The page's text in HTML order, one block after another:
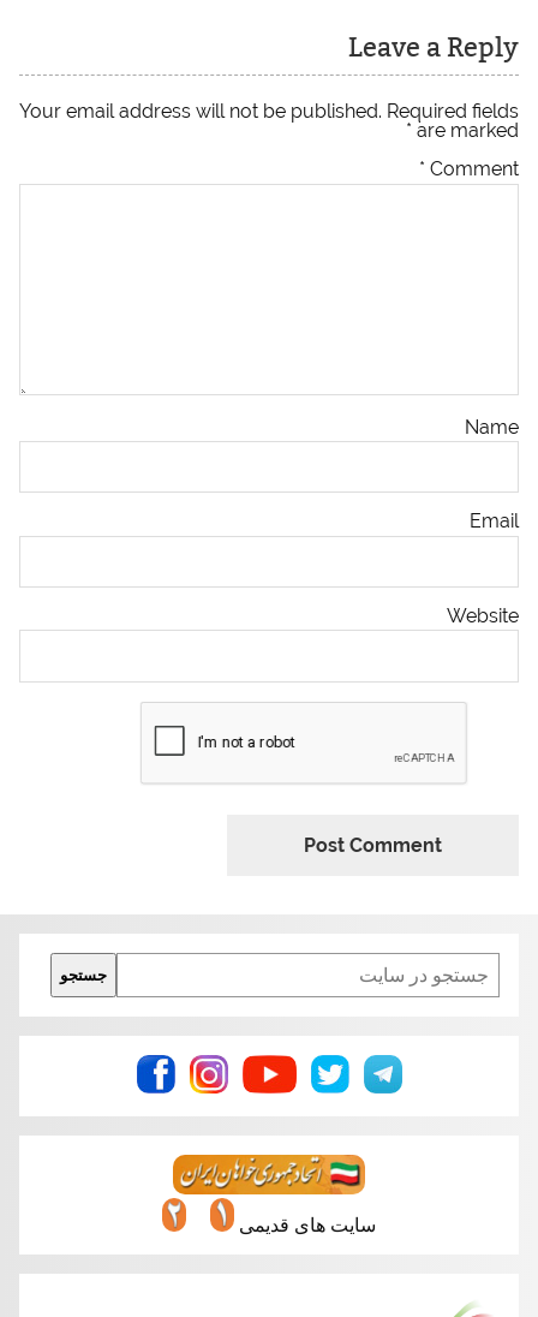
Leave a Reply
Your email address will not be published. Required fields
are marked
*
Comment
*
Name
Email
Website
Search
جستجو
سایت های قدیمی